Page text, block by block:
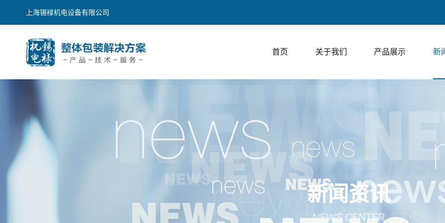
上海锡䘵机电设备有限公司
首页 关于我们 产品展示 新
新闻资讯
NEWS CENTER